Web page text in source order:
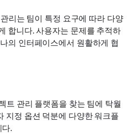
리는 팀이 특정 요구에 따라 다양
합니다. 사용자는 문제를 추적하
의 인터페이스에서 원활하게 협
트 관리 플랫폼을 찾는 팀에 탁월
지정 옵션 덕분에 다양한 워크플
.